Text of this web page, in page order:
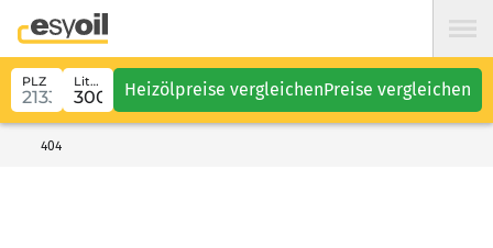
PLZ Liter Heizölpreise vergleichenPreise vergleichen
404